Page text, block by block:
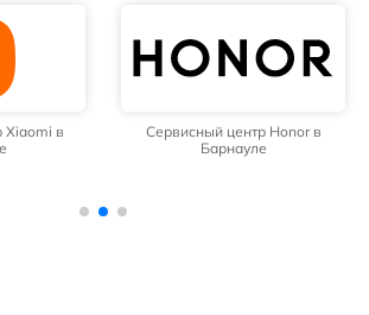
Xiaomi в
Сервисный центр Honor в
Барнауле